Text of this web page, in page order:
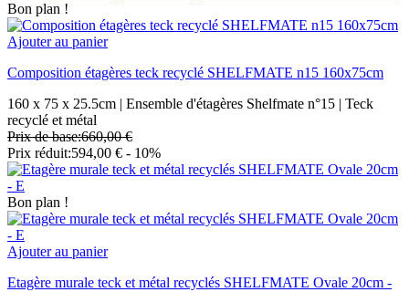
Bon plan !
Ajouter au panier
Composition étagères teck recyclé SHELFMATE n15 160x75cm
160 x 75 x 25.5cm | Ensemble d'étagères Shelfmate n°15 | Teck
recyclé et métal
Prix de base:660,00 €
Prix réduit:594,00 € - 10%
Bon plan !
Ajouter au panier
Etagère murale teck et métal recyclés SHELFMATE Ovale 20cm -